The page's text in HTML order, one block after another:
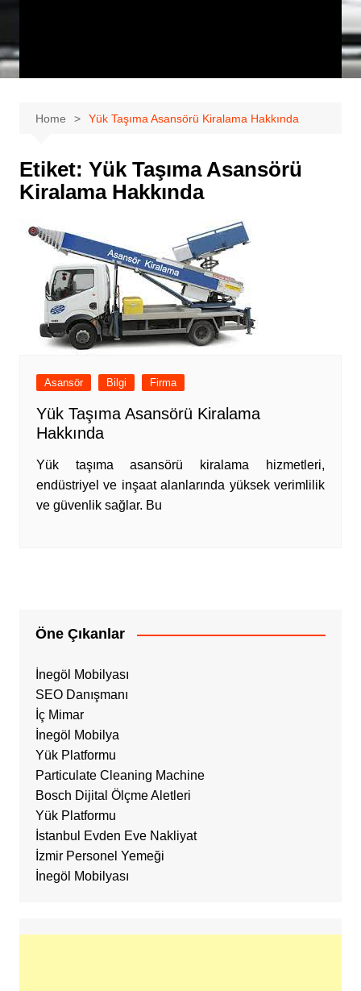
Home Yük Taşıma Asansörü Kiralama Hakkında
Etiket: Yük Taşıma Asansörü
Kiralama Hakkında
Asansör Bilgi Firma
Yük Taşıma Asansörü Kiralama
Hakkında
Yük taşıma asansörü kiralama hizmetleri,
endüstriyel ve inşaat alanlarında yüksek verimlilik
ve güvenlik sağlar. Bu
Öne Çıkanlar
İnegöl Mobilyası
SEO Danışmanı
İç Mimar
İnegöl Mobilya
Yük Platformu
Particulate Cleaning Machine
Bosch Dijital Ölçme Aletleri
Yük Platformu
İstanbul Evden Eve Nakliyat
İzmir Personel Yemeği
İnegöl Mobilyası